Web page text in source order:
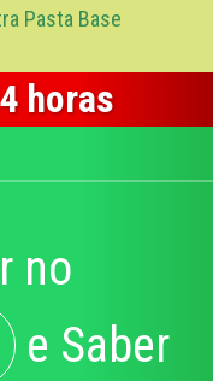
Pasta Base
horas
no
e Saber